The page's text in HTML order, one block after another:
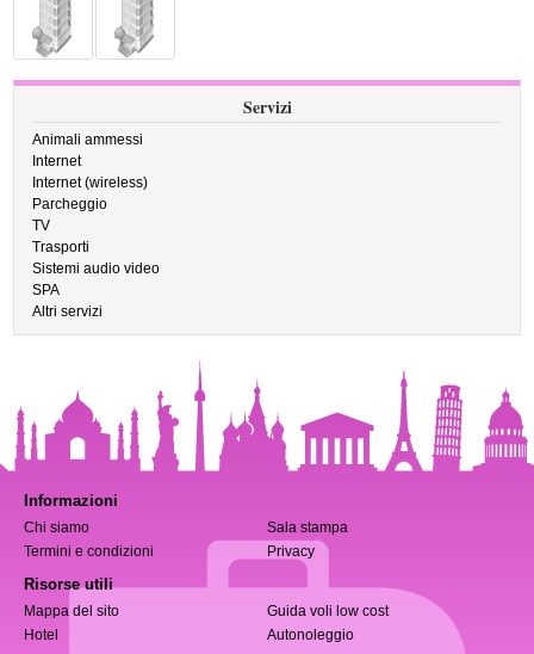
Servizi
Animali ammessi
Internet
Internet (wireless)
Parcheggio
TV
Trasporti
Sistemi audio video
SPA
Altri servizi
Informazioni
Chi siamo
Sala stampa
Termini e condizioni
Privacy
Risorse utili
Mappa del sito
Guida voli low cost
Hotel
Autonoleggio